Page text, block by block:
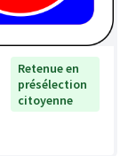
Retenue en
présélection
citoyenne